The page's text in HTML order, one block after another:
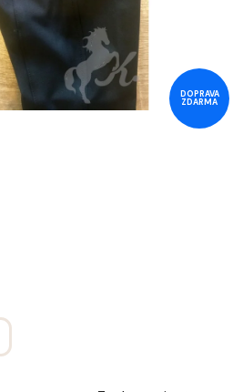
DOPRAVA
ZDARMA